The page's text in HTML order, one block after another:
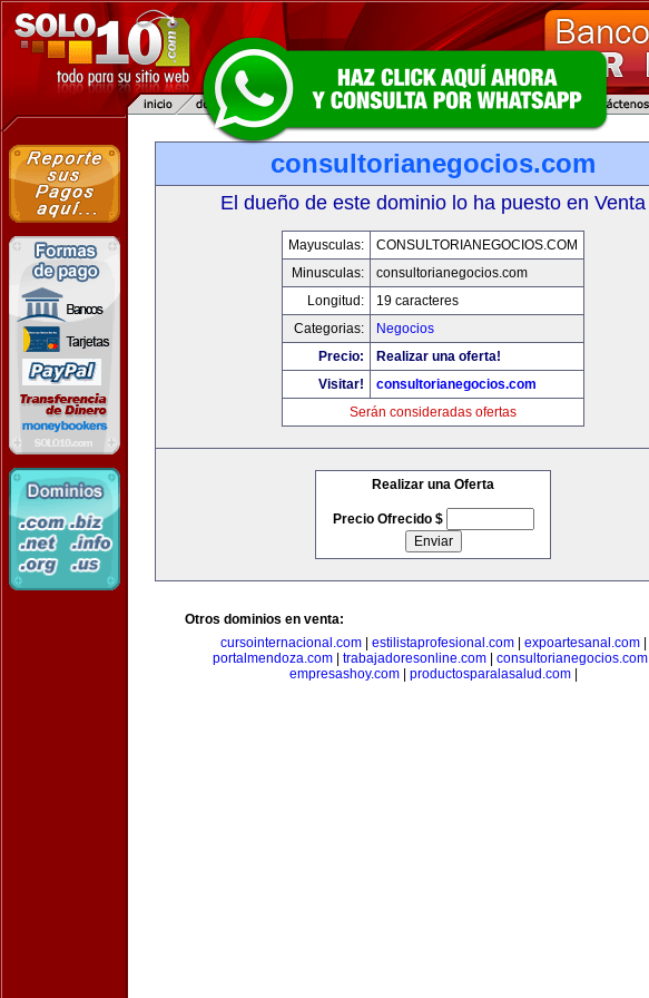
consultorianegocios.com
El dueño de este dominio lo ha puesto en Venta
Mayusculas:
CONSULTORIANEGOCIOS.COM
Minusculas:
consultorianegocios.com
Longitud:
19 caracteres
Categorias:
Negocios
Precio:
Realizar una oferta!
Visitar!
consultorianegocios.com
Serán consideradas ofertas
Realizar una Oferta
Precio Ofrecido $
Otros dominios en venta:
cursointernacional.com| estilistaprofesional.com| expoartesanal.com|
portalmendoza.com| trabajadoresonline.com| consultorianegocios.com|
empresashoy.com| productosparalasalud.com|